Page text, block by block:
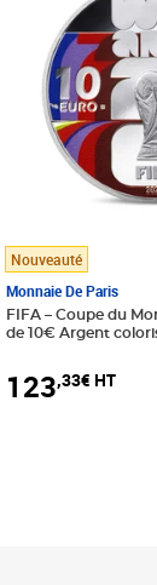
au panier
Nouveauté
Monnaie De Paris
FIFA – Coupe du
de 10€ Argent
123,33€ HT